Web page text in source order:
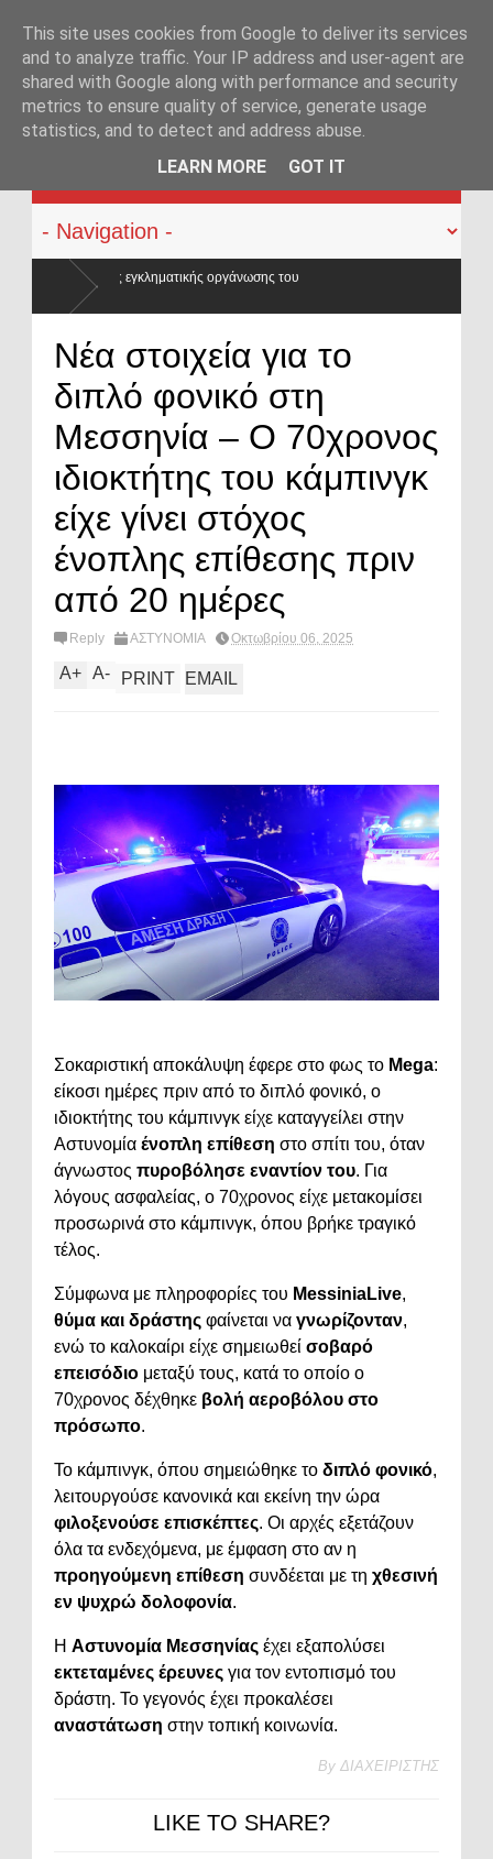
KATEHACKER
οργάνωσης του
Νέα στοιχεία για το
διπλό φονικό στη
Μεσσηνία – Ο 70χρονος
ιδιοκτήτης του κάμπινγκ
είχε γίνει στόχος
ένοπλης επίθεσης πριν
από 20 ημέρες
Reply ΑΣΤΥΝΟΜΙΑ Οκτωβρίου 06, 2025
A+ A- PRINT EMAIL
Σοκαριστική αποκάλυψη έφερε στο φως το Mega:
είκοσι ημέρες πριν από το διπλό φονικό, ο
ιδιοκτήτης του κάμπινγκ είχε καταγγείλει στην
Αστυνομία ένοπλη επίθεση στο σπίτι του, όταν
άγνωστος πυροβόλησε εναντίον του. Για
λόγους ασφαλείας, ο 70χρονος είχε μετακομίσει
προσωρινά στο κάμπινγκ, όπου βρήκε τραγικό
τέλος.
Σύμφωνα με πληροφορίες του MessiniaLive,
θύμα και δράστης φαίνεται να γνωρίζονταν,
ενώ το καλοκαίρι είχε σημειωθεί σοβαρό
επεισόδιο μεταξύ τους, κατά το οποίο ο
70χρονος δέχθηκε βολή αεροβόλου στο
πρόσωπο.
Το κάμπινγκ, όπου σημειώθηκε το διπλό φονικό,
λειτουργούσε κανονικά και εκείνη την ώρα
φιλοξενούσε επισκέπτες. Οι αρχές εξετάζουν
όλα τα ενδεχόμενα, με έμφαση στο αν η
προηγούμενη επίθεση συνδέεται με τη χθεσινή
εν ψυχρώ δολοφονία.
Η Αστυνομία Μεσσηνίας έχει εξαπολύσει
εκτεταμένες έρευνες για τον εντοπισμό του
δράστη. Το γεγονός έχει προκαλέσει
αναστάτωση στην τοπική κοινωνία.
By ΔΙΑΧΕΙΡΙΣΤΗΣ
LIKE TO SHARE?
This site uses cookies from Google to deliver its services
and to analyze traffic. Your IP address and user-agent are
shared with Google along with performance and security
metrics to ensure quality of service, generate usage
statistics, and to detect and address abuse.
LEARN MORE
GOT IT